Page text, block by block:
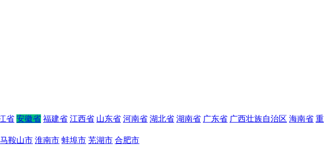
省 安徽省 福建省 江西省 山东省 河南省 湖北省 湖南省 广东省 广西壮族自治区 海南省 重
马鞍山市 淮南市 蚌埠市 芜湖市 合肥市